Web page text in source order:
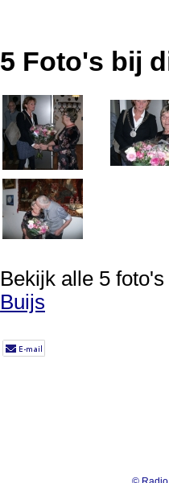
5 Foto's bij
Bekijk alle 5
Buijs